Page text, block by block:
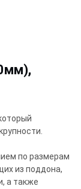
по размерам
из поддона,
а также